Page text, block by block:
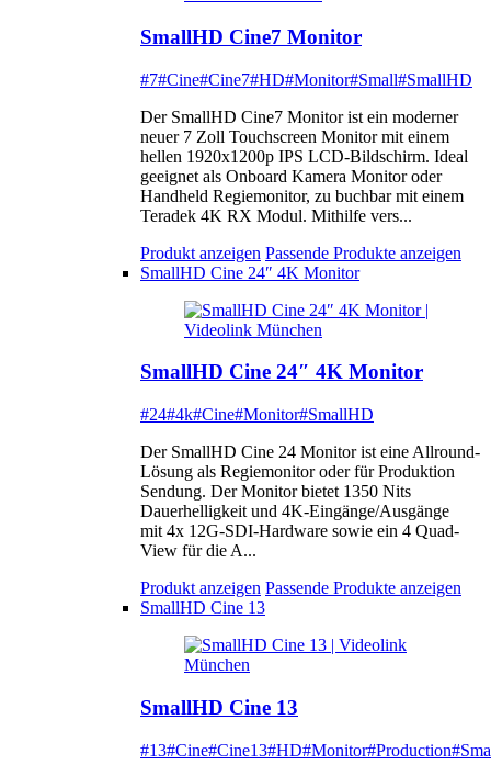
SmallHD Cine7 Monitor
#7#Cine#Cine7#HD#Monitor#Small#SmallHD
Der SmallHD Cine7 Monitor ist ein moderner
neuer 7 Zoll Touchscreen Monitor mit einem
hellen 1920x1200p IPS LCD-Bildschirm. Ideal
geeignet als Onboard Kamera Monitor oder
Handheld Regiemonitor, zu buchbar mit einem
Teradek 4K RX Modul. Mithilfe vers...
Produkt anzeigen Passende Produkte anzeigen
SmallHD Cine 24″ 4K Monitor
SmallHD Cine 24″ 4K Monitor
#24#4k#Cine#Monitor#SmallHD
Der SmallHD Cine 24 Monitor ist eine Allround-
Lösung als Regiemonitor oder für Produktion
Sendung. Der Monitor bietet 1350 Nits
Dauerhelligkeit und 4K-Eingänge/Ausgänge
mit 4x 12G-SDI-Hardware sowie ein 4 Quad-
View für die A...
Produkt anzeigen Passende Produkte anzeigen
SmallHD Cine 13
SmallHD Cine 13
#13#Cine#Cine13#HD#Monitor#Production